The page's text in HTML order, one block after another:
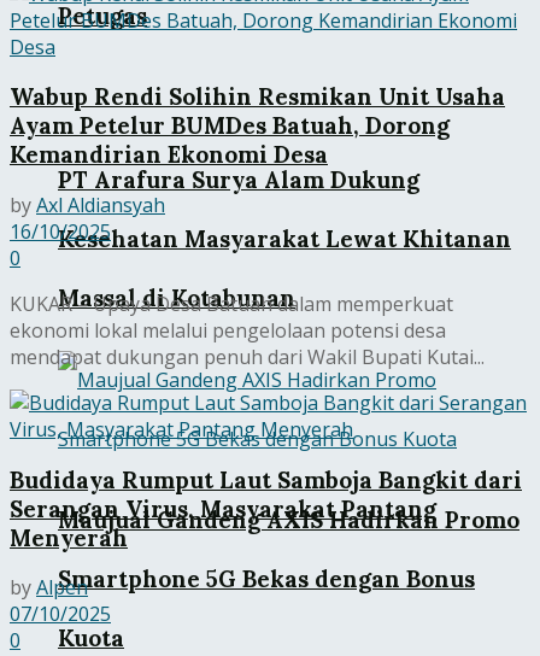
Petugas
PT Arafura Surya Alam Dukung
Kesehatan Masyarakat Lewat Khitanan
Massal di Kotabunan
Maujual Gandeng AXIS Hadirkan Promo
Smartphone 5G Bekas dengan Bonus
Kuota
Wabup Rendi Solihin Resmikan Unit Usaha
Ayam Petelur BUMDes Batuah, Dorong
Kemandirian Ekonomi Desa
byAxl Aldiansyah
16/10/2025
0
KUKAR – Upaya Desa Batuah dalam memperkuat
ekonomi lokal melalui pengelolaan potensi desa
mendapat dukungan penuh dari Wakil Bupati Kutai...
Budidaya Rumput Laut Samboja Bangkit dari
Serangan Virus, Masyarakat Pantang
Menyerah
byAlpen
07/10/2025
0